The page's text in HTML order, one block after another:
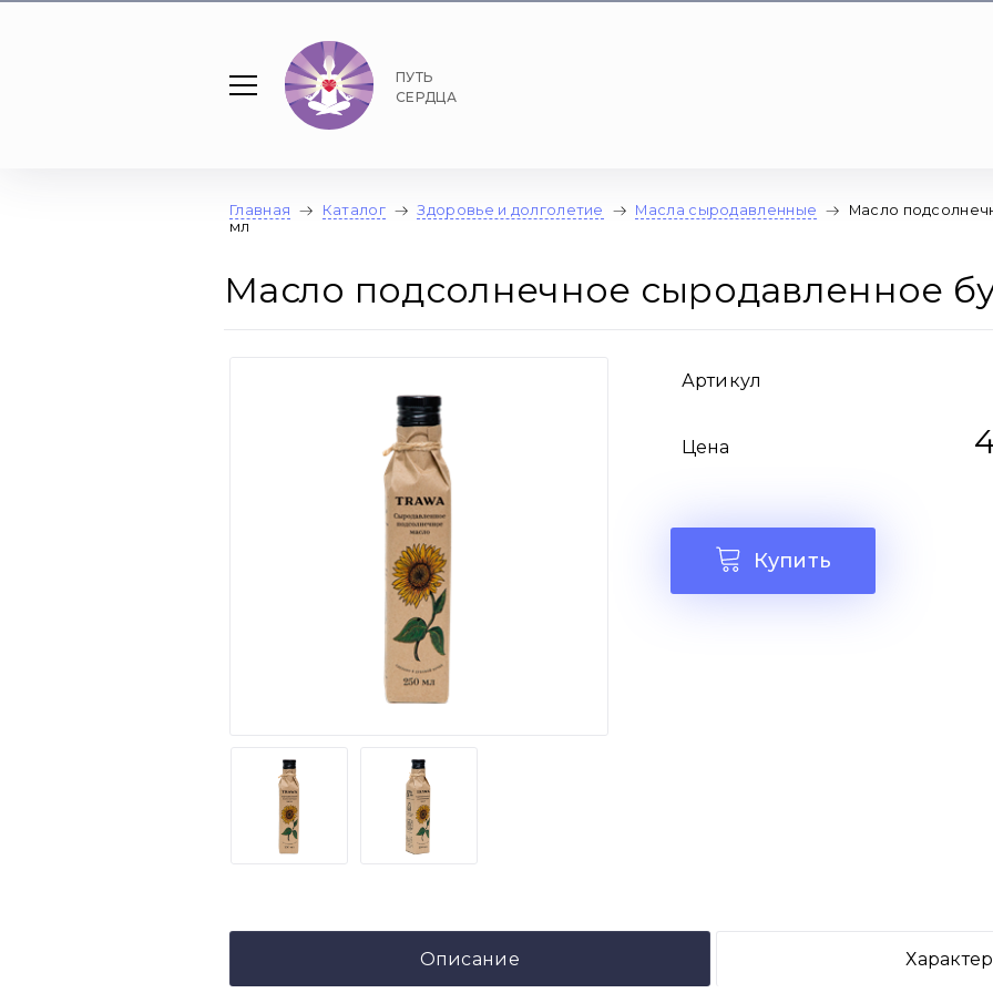
ПУТЬ
СЕРДЦА
Главная Каталог Здоровье и долголетие Масла сыродавленные
Масло
мл
Масло подсолнечное сыродавленное
Артикул
Цена
Купить
Описание